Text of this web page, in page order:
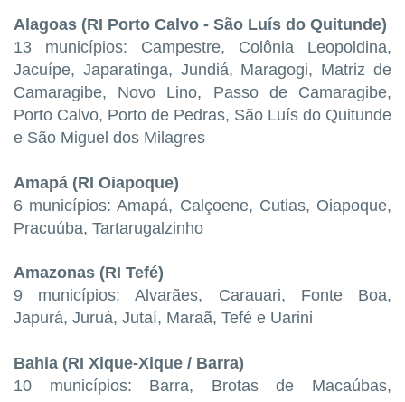
Alagoas (RI Porto Calvo - São Luís do Quitunde)
13 municípios: Campestre, Colônia Leopoldina,
Jacuípe, Japaratinga, Jundiá, Maragogi, Matriz de
Camaragibe, Novo Lino, Passo de Camaragibe,
Porto Calvo, Porto de Pedras, São Luís do Quitunde
e São Miguel dos Milagres
Amapá (RI Oiapoque)
6 municípios: Amapá, Calçoene, Cutias, Oiapoque,
Pracuúba, Tartarugalzinho
Amazonas (RI Tefé)
9 municípios: Alvarães, Carauari, Fonte Boa,
Japurá, Juruá, Jutaí, Maraã, Tefé e Uarini
Bahia (RI Xique-Xique / Barra)
10 municípios: Barra, Brotas de Macaúbas,